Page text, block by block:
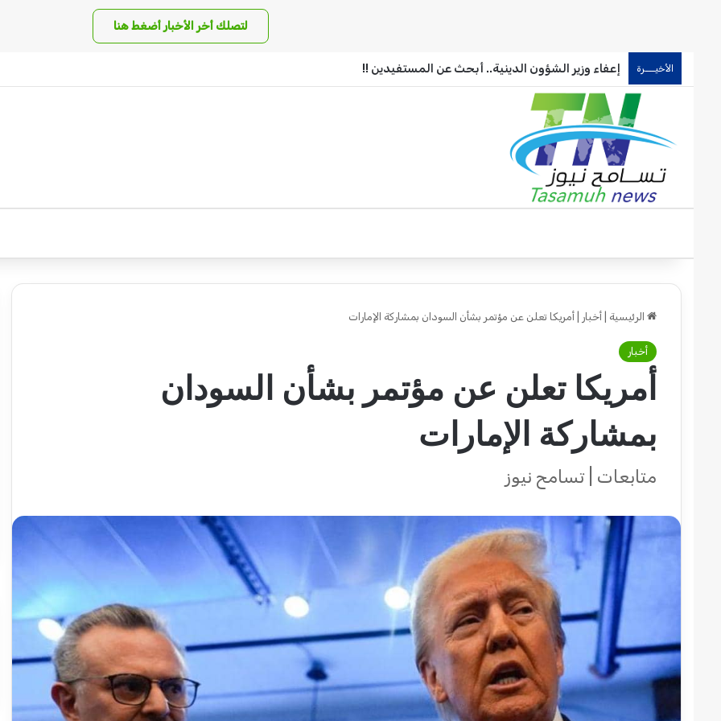
لتصلك أخر الأخبار أضغط هنا
الأخيـــرة إعفاء وزير الشؤون الدينية.. أبحث عن المستفيدين !!
الرئيسية أخبار أمريكا تعلن عن مؤتمر بشأن السودان بمشاركة الإمارات
أخبار
أمريكا تعلن عن مؤتمر بشأن السودان
بمشاركة الإمارات
متابعات | تسامح نيوز